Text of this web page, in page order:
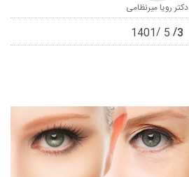
دکتر رویا میرنظامی
3
5
1401